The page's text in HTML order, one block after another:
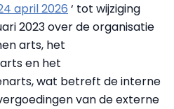
april 2026 ‘ tot wijziging
2023 over de organisatie
arts, het
en het
wat betreft de interne
van de externe